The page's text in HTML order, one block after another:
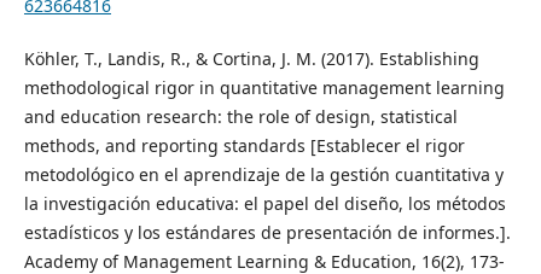
623664816
Köhler, T., Landis, R., & Cortina, J. M. (2017). Establishing
methodological rigor in quantitative management learning
and education research: the role of design, statistical
methods, and reporting standards [Establecer el rigor
metodológico en el aprendizaje de la gestión cuantitativa y
la investigación educativa: el papel del diseño, los métodos
estadísticos y los estándares de presentación de informes.].
Academy of Management Learning & Education, 16(2), 173-